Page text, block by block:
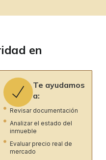
en
Te ayudamos
a:
Revisar documentación
Analizar el estado del
inmueble
Evaluar precio real de
mercado